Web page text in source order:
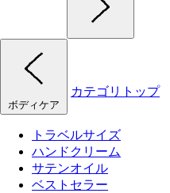
ボディケア
カテゴリトップ
トラベルサイズ
ハンドクリーム
サテンオイル
ベストセラー